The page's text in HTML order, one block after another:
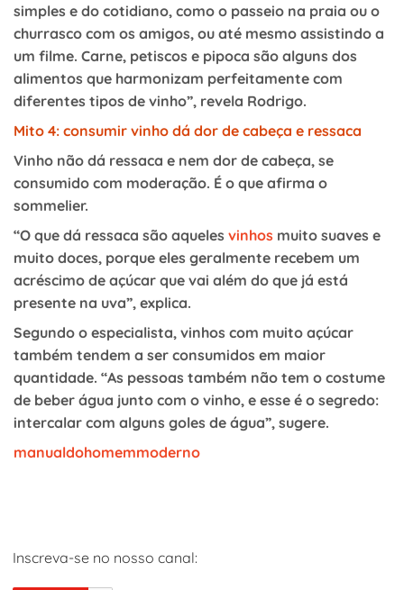
simples e do cotidiano, como o passeio na praia ou o
churrasco com os amigos, ou até mesmo assistindo a
um filme. Carne, petiscos e pipoca são alguns dos
alimentos que harmonizam perfeitamente com
diferentes tipos de vinho”, revela Rodrigo.
Mito 4: consumir vinho dá dor de cabeça e ressaca
Vinho não dá ressaca e nem dor de cabeça, se
consumido com moderação. É o que afirma o
sommelier.
“O que dá ressaca são aqueles vinhos muito suaves e
muito doces, porque eles geralmente recebem um
acréscimo de açúcar que vai além do que já está
presente na uva”, explica.
Segundo o especialista, vinhos com muito açúcar
também tendem a ser consumidos em maior
quantidade. “As pessoas também não tem o costume
de beber água junto com o vinho, e esse é o segredo:
intercalar com alguns goles de água”, sugere.
manualdohomemmoderno
Inscreva-se no nosso canal: